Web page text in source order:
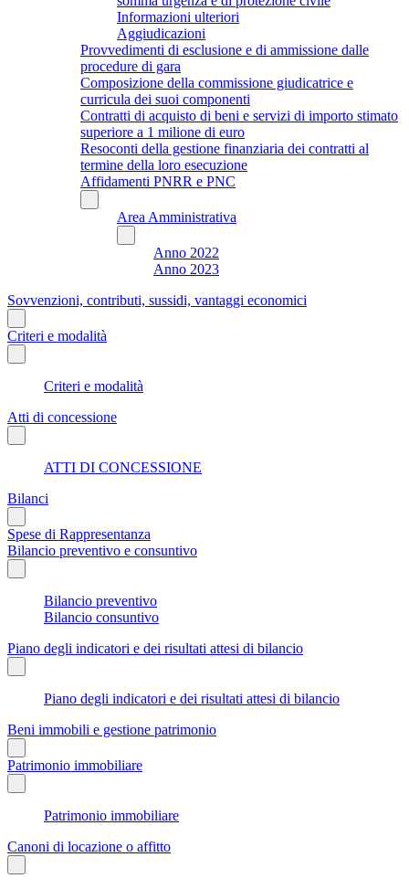
Informazioni ulteriori
Aggiudicazioni
Provvedimenti di esclusione e di ammissione dalle
procedure di gara
Composizione della commissione giudicatrice e
curricula dei suoi componenti
Contratti di acquisto di beni e servizi di importo stimato
superiore a 1 milione di euro
Resoconti della gestione finanziaria dei contratti al
termine della loro esecuzione
Affidamenti PNRR e PNC
Area Amministrativa
Anno 2022
Anno 2023
Sovvenzioni, contributi, sussidi, vantaggi economici
Criteri e modalità
Criteri e modalità
Atti di concessione
ATTI DI CONCESSIONE
Bilanci
Spese di Rappresentanza
Bilancio preventivo e consuntivo
Bilancio preventivo
Bilancio consuntivo
Piano degli indicatori e dei risultati attesi di bilancio
Piano degli indicatori e dei risultati attesi di bilancio
Beni immobili e gestione patrimonio
Patrimonio immobiliare
Patrimonio immobiliare
Canoni di locazione o affitto